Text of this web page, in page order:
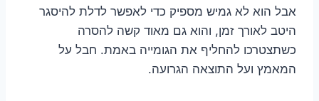
אבל הוא לא גמיש מספיק כדי לאפשר לדלת להיסגר
היטב לאורך זמן, והוא גם מאוד קשה להסרה
כשתצטרכו להחליף את הגומייה באמת. חבל על
המאמץ ועל התוצאה הגרועה.